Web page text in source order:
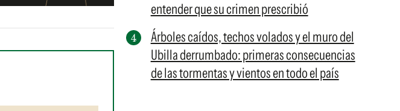
entender que su crimen prescribió
Árboles caídos, techos volados y el muro del
Ubilla derrumbado: primeras consecuencias
de las tormentas y vientos en todo el país